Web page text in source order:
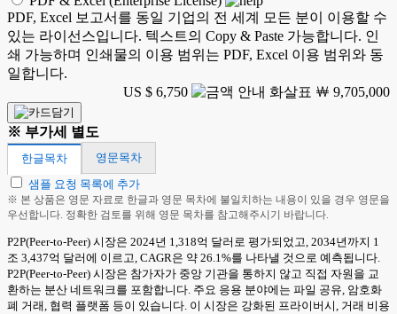
PDF, Excel 보고서를 동일 기업의 전 세계 모든 분이 이용할 수
있는 라이선스입니다. 텍스트의 Copy & Paste 가능합니다. 인
쇄 가능하며 인쇄물의 이용 범위는 PDF, Excel 이용 범위와 동
일합니다.
US $ 6,750
￦ 9,705,000
※ 부가세 별도
한글목차
영문목차
샘플 요청 목록에 추가
※ 본 상품은 영문 자료로 한글과 영문 목차에 불일치하는 내용이 있을 경우 영문을
우선합니다. 정확한 검토를 위해 영문 목차를 참고해주시기 바랍니다.
P2P(Peer-to-Peer) 시장은 2024년 1,318억 달러로 평가되었고, 2034년까지 1
조 3,437억 달러에 이르고, CAGR은 약 26.1%를 나타낼 것으로 예측됩니다.
P2P(Peer-to-Peer) 시장은 참가자가 중앙 기관을 통하지 않고 직접 자원을 교
환하는 분산 네트워크를 포함합니다. 주요 응용 분야에는 파일 공유, 암호화
폐 거래, 협력 플랫폼 등이 있습니다. 이 시장은 강화된 프라이버시, 거래 비용